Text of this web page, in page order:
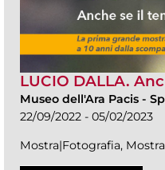
LUCIO DALLA.
Museo dell'Ara Pacis -
22/09/2022 - 05/02/2023
Mostra|Fotografia,